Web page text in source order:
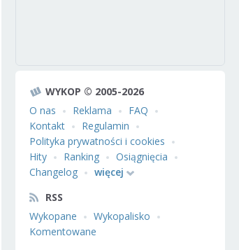
WYKOP © 2005-2026
O nas
Reklama
FAQ
Kontakt
Regulamin
Polityka prywatności i cookies
Hity
Ranking
Osiągnięcia
Changelog
więcej
RSS
Wykopane
Wykopalisko
Komentowane